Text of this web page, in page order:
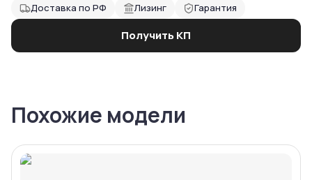
Доставка по РФ
Лизинг Гарантия
Получить КП
Похожие модели